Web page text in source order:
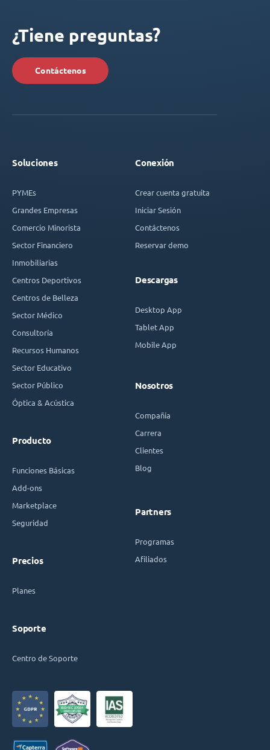
¿Tiene preguntas?
Contáctenos
Soluciones
PYMEs
Grandes Empresas
Comercio Minorista
Sector Financiero
Inmobiliarias
Centros Deportivos
Centros de Belleza
Sector Médico
Consultoría
Recursos Humanos
Sector Educativo
Sector Público
Óptica & Acústica
Producto
Funciones Básicas
Add-ons
Marketplace
Seguridad
Precios
Planes
Soporte
Centro de Soporte
Conexión
Crear cuenta gratuita
Iniciar Sesión
Contáctenos
Reservar demo
Descargas
Desktop App
Tablet App
Mobile App
Nosotros
Compañía
Carrera
Clientes
Blog
Partners
Programas
Afiliados